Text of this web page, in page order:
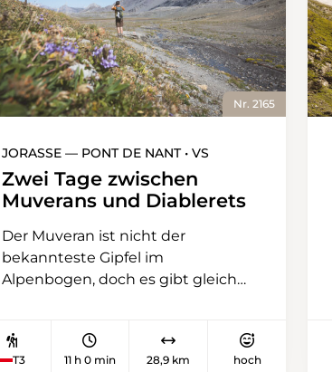
Nr. 2165
JORASSE — PONT DE NANT • VS
Zwei Tage zwischen
Muverans und Diablerets
Der Muveran ist nicht der
bekannteste Gipfel im
Alpenbogen, doch es gibt gleich
ist etwas für Bergsteigerinnen und
Bergsteiger. Dank der Tour des
T3 11 h 0 min 28,9 km hoch